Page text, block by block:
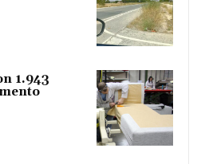
1.943